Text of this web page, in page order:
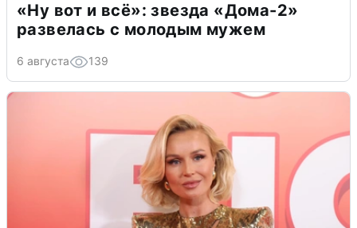
«Ну вот и всё»: звезда «Дома-2»
развелась с молодым мужем
6 августа 139